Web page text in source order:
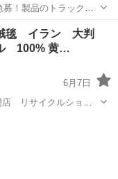
募！製品のトラック積
積み上げ、トラック
毯 イラン 大判
ソファ前 天然 ウール 100% 黄…
6月7日